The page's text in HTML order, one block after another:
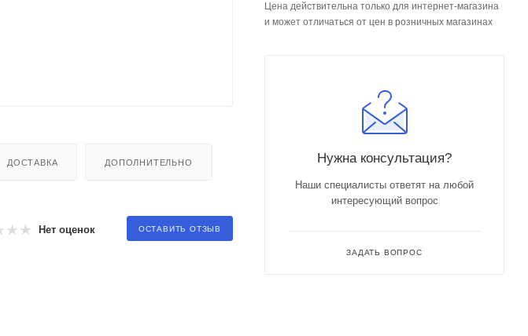
ДОСТАВКА ДОПОЛНИТЕЛЬНО
Нет оценок ОСТАВИТЬ ОТЗЫВ
Цена действительна только для интернет-магазина
и может отличаться от цен в розничных магазинах
Нужна консультация?
Наши специалисты ответят на любой
интересующий вопрос
ЗАДАТЬ ВОПРОС